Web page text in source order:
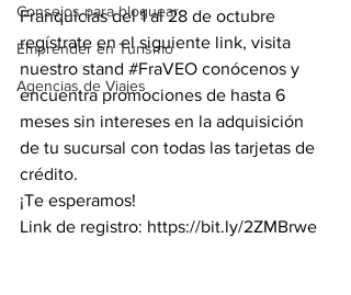
Consejos para bloguear
Emprender en Turismo
Agencias de Viajes
Franquicias del 1 al 28 de octubre
regístrate en el siguiente link, visita
nuestro stand #FraVEO conócenos y
encuentra promociones de hasta 6
meses sin intereses en la adquisición
de tu sucursal con todas las tarjetas de
crédito.
¡Te esperamos!
Link de registro: https://bit.ly/2ZMBrwe